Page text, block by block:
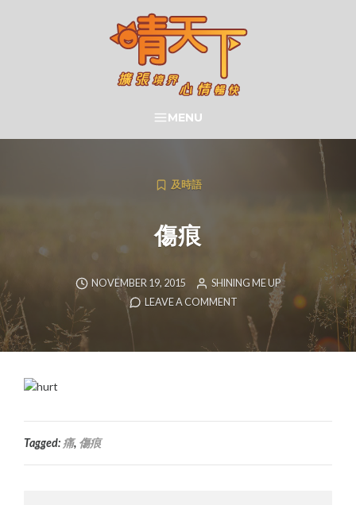
晴天下 SHININGMEUP
SEARCH
MENU
及時語
傷痕
NOVEMBER 19, 2015
SHINING ME UP
LEAVE A COMMENT
Tagged: 痛, 傷痕